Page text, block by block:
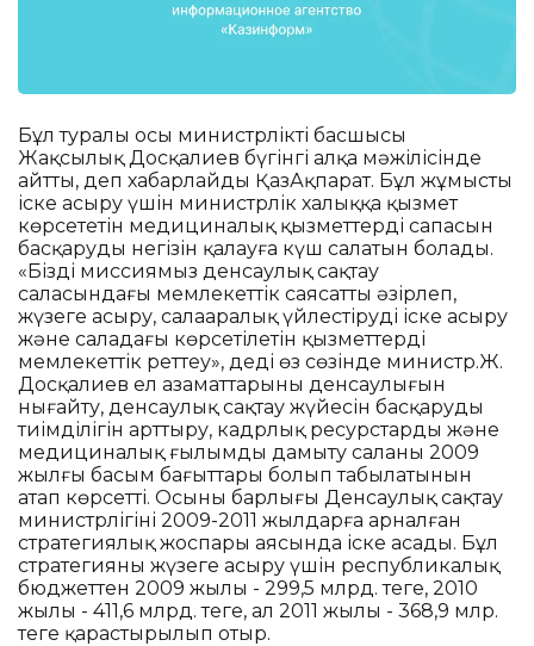
Бұл туралы осы министрліктің басшысы
Жақсылық Досқалиев бүгінгі алқа мәжілісінде
айтты, деп хабарлайды ҚазАқпарат. Бұл жұмысты
іске асыру үшін министрлік халыққа қызмет
көрсететін медициналық қызметтердің сапасын
басқарудың негізін қалауға күш салатын болады.
«Біздің миссиямыз денсаулық сақтау
саласындағы мемлекеттік саясатты әзірлеп,
жүзеге асыру, салааралық үйлестіруді іске асыру
және саладағы көрсетілетін қызметтерді
мемлекеттік реттеу», деді өз сөзінде министр.Ж.
Досқалиев ел азаматтарының денсаулығын
нығайту, денсаулық сақтау жүйесін басқарудың
тиімділігін арттыру, кадрлық ресурстарды және
медициналық ғылымды дамыту саланың 2009
жылғы басым бағыттары болып табылатынын
атап көрсетті. Осының барлығы Денсаулық сақтау
министрлігінің 2009-2011 жылдарға арналған
стратегиялық жоспары аясында іске асады. Бұл
стратегияны жүзеге асыру үшін республикалық
бюджеттен 2009 жылы - 299,5 млрд. теңге, 2010
жылы - 411,6 млрд. теңге, ал 2011 жылы - 368,9 млр.
теңге қарастырылып отыр.